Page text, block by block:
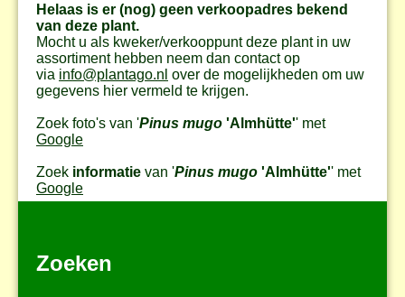
Helaas is er (nog) geen verkoopadres bekend
van deze plant.
Mocht u als kweker/verkooppunt deze plant in uw
assortiment hebben neem dan contact op
via info@plantago.nl over de mogelijkheden om uw
gegevens hier vermeld te krijgen.
Zoek foto's van 'Pinus mugo 'Almhütte'' met
Google
Zoek informatie van 'Pinus mugo 'Almhütte'' met
Google
Zoeken